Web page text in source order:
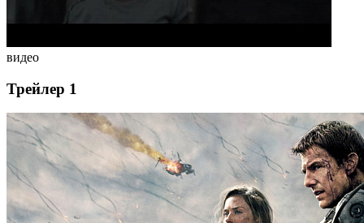
видео
Трейлер 1